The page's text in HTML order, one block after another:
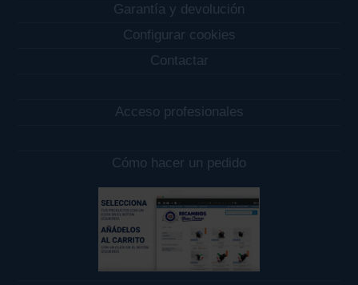
Garantía y devolución
Configurar cookies
Contactar
Acceso profesionales
Cómo hacer un pedido